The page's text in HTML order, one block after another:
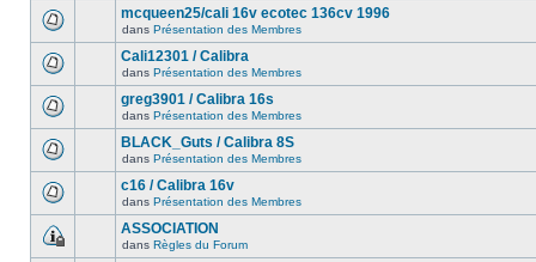
mcqueen25/cali 16v ecotec 136cv 1996
dans Présentation des Membres
Cali12301 / Calibra
dans Présentation des Membres
greg3901 / Calibra 16s
dans Présentation des Membres
BLACK_Guts / Calibra 8S
dans Présentation des Membres
c16 / Calibra 16v
dans Présentation des Membres
ASSOCIATION
dans Règles du Forum